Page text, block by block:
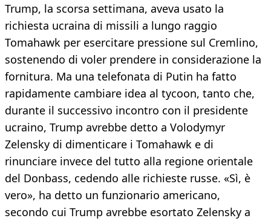
Trump, la scorsa settimana, aveva usato la
richiesta ucraina di missili a lungo raggio
Tomahawk per esercitare pressione sul Cremlino,
sostenendo di voler prendere in considerazione la
fornitura. Ma una telefonata di Putin ha fatto
rapidamente cambiare idea al tycoon, tanto che,
durante il successivo incontro con il presidente
ucraino, Trump avrebbe detto a Volodymyr
Zelensky di dimenticare i Tomahawk e di
rinunciare invece del tutto alla regione orientale
del Donbass, cedendo alle richieste russe. «Sì, è
vero», ha detto un funzionario americano,
secondo cui Trump avrebbe esortato Zelensky a